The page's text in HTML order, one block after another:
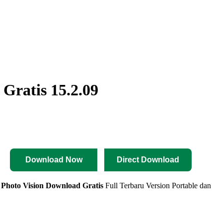
15.2.09
Download Now Direct Download
Vision Download Gratis Full Terbaru Version Portable